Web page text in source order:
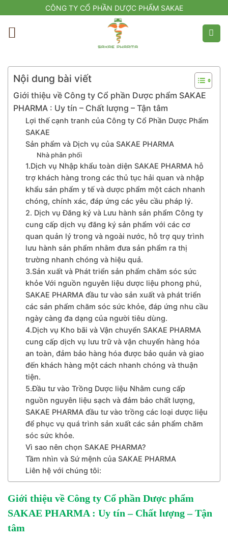
to
content
CÔNG TY CỔ PHẦN DƯỢC PHẨM SAKAE
Nội dung bài viết
Giới thiệu về Công ty Cổ phần Dược phẩm SAKAE
PHARMA : Uy tín – Chất lượng – Tận tâm
Lợi thế cạnh tranh của Công ty Cổ Phần Dược Phẩm
SAKAE
Sản phẩm và Dịch vụ của SAKAE PHARMA
Nhà phân phối
1.Dịch vụ Nhập khẩu toàn diện SAKAE PHARMA hỗ
trợ khách hàng trong các thủ tục hải quan và nhập
khẩu sản phẩm y tế và dược phẩm một cách nhanh
chóng, chính xác, đáp ứng các yêu cầu pháp lý.
2. Dịch vụ Đăng ký và Lưu hành sản phẩm Công ty
cung cấp dịch vụ đăng ký sản phẩm với các cơ
quan quản lý trong và ngoài nước, hỗ trợ quy trình
lưu hành sản phẩm nhằm đưa sản phẩm ra thị
trường nhanh chóng và hiệu quả.
3.Sản xuất và Phát triển sản phẩm chăm sóc sức
khỏe Với nguồn nguyên liệu dược liệu phong phú,
SAKAE PHARMA đầu tư vào sản xuất và phát triển
các sản phẩm chăm sóc sức khỏe, đáp ứng nhu cầu
ngày càng đa dạng của người tiêu dùng.
4.Dịch vụ Kho bãi và Vận chuyển SAKAE PHARMA
cung cấp dịch vụ lưu trữ và vận chuyển hàng hóa
an toàn, đảm bảo hàng hóa được bảo quản và giao
đến khách hàng một cách nhanh chóng và thuận
tiện.
5.Đầu tư vào Trồng Dược liệu Nhằm cung cấp
nguồn nguyên liệu sạch và đảm bảo chất lượng,
SAKAE PHARMA đầu tư vào trồng các loại dược liệu
để phục vụ quá trình sản xuất các sản phẩm chăm
sóc sức khỏe.
Vì sao nên chọn SAKAE PHARMA?
Tầm nhìn và Sứ mệnh của SAKAE PHARMA
Liên hệ với chúng tôi:
Giới thiệu về Công ty Cổ phần Dược phẩm
SAKAE PHARMA : Uy tín – Chất lượng – Tận
tâm